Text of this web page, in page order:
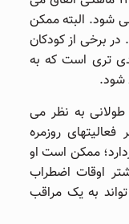
ناپدید می ‌شود. البته ممکن
در برخی از کودکان
‌تری است که به
شود.
به نظر می
روزمره
ممکن است او
اوقات اضطراب
به یک مراقب